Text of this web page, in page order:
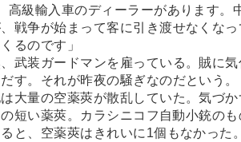
高級輸入車のディーラーがあります
戦争が始まって客に引き渡せなくな
るのです」
武装ガードマンを雇っている。賊に
す。それが昨夜の騒ぎなのだという。
大量の空薬莢が散乱していた。気づ
短い薬莢。カラシニコフ自動小銃のも
と、空薬莢はきれいに1個もなかった